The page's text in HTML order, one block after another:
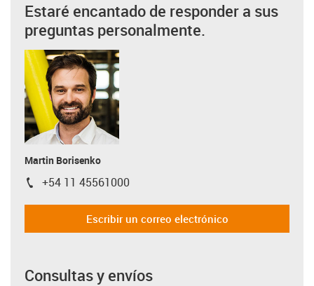
Estaré encantado de responder a sus
preguntas personalmente.
Martin Borisenko
igus-icon-phone
+54 11 45561000
Escribir un correo electrónico
Consultas y envíos